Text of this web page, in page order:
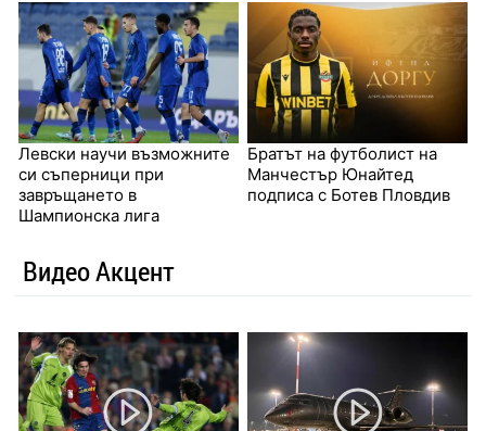
Левски научи възможните
си съперници при
завръщането в
Шампионска лига
Братът на футболист на
Манчестър Юнайтед
подписа с Ботев Пловдив
Видео Акцент